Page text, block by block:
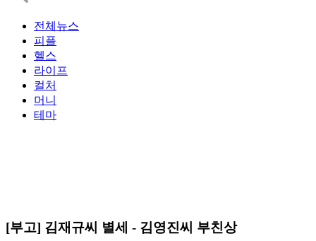
전체뉴스
피플
헬스
라이프
컬처
머니
테마
[부고] 김재규씨 별세 - 김영진씨 부친상